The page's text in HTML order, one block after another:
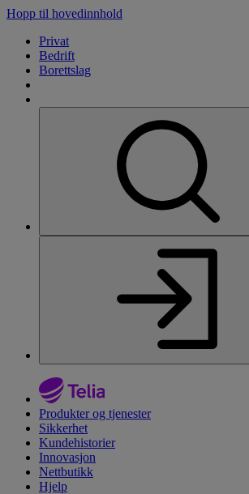
Hopp til hovedinnhold
Privat
Bedrift
Borettslag
Produkter og tjenester
Sikkerhet
Kundehistorier
Innovasjon
Nettbutikk
Hjelp